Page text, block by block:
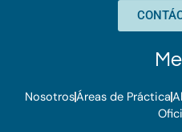
e
n
t
t
e
r
NosotrosÁreas de Práctica